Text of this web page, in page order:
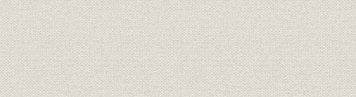
有価証券;業界
4社保護預り有価証券残高の推
移
1971年(昭
(昭和60年